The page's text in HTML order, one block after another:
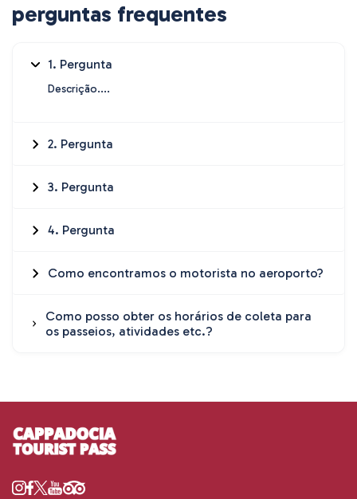
perguntas frequentes
1. Pergunta
Descrição....
2. Pergunta
3. Pergunta
4. Pergunta
Como encontramos o motorista no aeroporto?
Como posso obter os horários de coleta para
os passeios, atividades etc.?